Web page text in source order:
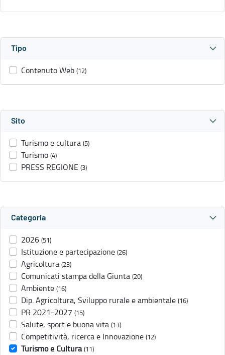
Tipo
Contenuto Web (12)
Sito
Turismo e cultura (5)
Turismo (4)
PRESS REGIONE (3)
Categoria
2026 (51)
Istituzione e partecipazione (26)
Agricoltura (23)
Comunicati stampa della Giunta (20)
Ambiente (16)
Dip. Agricoltura, Sviluppo rurale e ambientale (16)
PR 2021-2027 (15)
Salute, sport e buona vita (13)
Competitività, ricerca e Innovazione (12)
Turismo e Cultura (11)